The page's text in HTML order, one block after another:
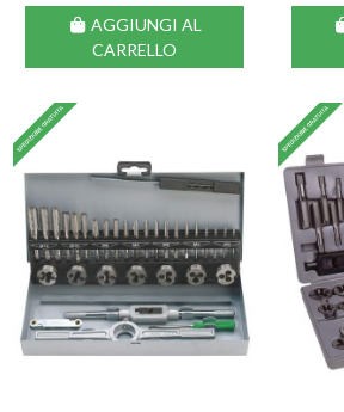
AGGIUNGI AL
CARRELLO